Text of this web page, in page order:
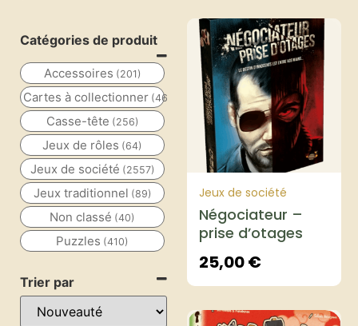
Catégories de produit
Accessoires (201)
Cartes à collectionner (46)
Casse-tête (256)
Jeux de rôles (64)
Jeux de société (2557)
Jeux traditionnel (89)
Non classé (40)
Puzzles (410)
Trier par
Jeux de société
Négociateur –
prise d’otages
25,00€